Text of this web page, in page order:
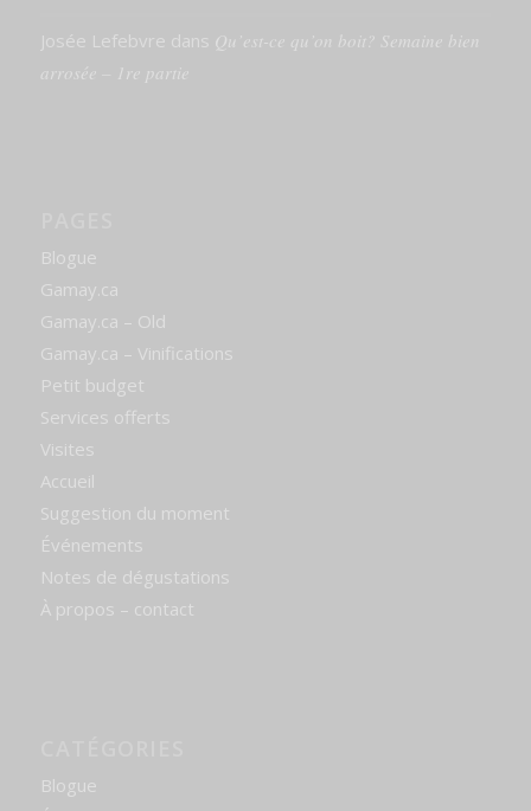
Josée Lefebvre dans Qu’est-ce qu’on boit? Semaine bien
arrosée – 1re partie
Blogue
Gamay.ca
Gamay.ca – Old
Gamay.ca – Vinifications
Petit budget
Services offerts
Visites
Accueil
Suggestion du moment
Événements
Notes de dégustations
À propos – contact
Blogue